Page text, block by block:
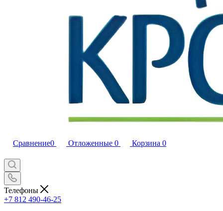
Сравнение0 Отложенные 0 Корзина 0
Телефоны
+7 812 490-46-25